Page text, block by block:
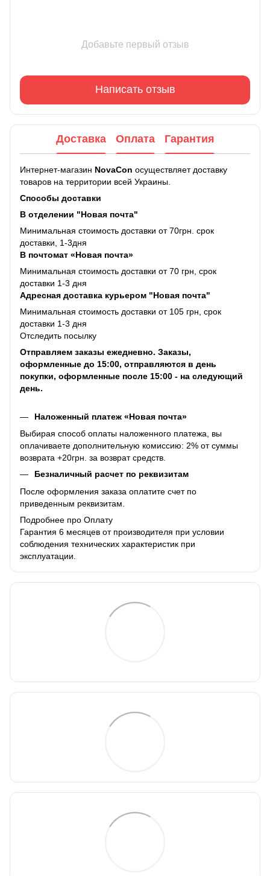
Добавьте первый отзыв
Написать отзыв
Доставка Оплата Гарантия
Интернет-магазин NovaCon осуществляет доставку
товаров на территории всей Украины.
Способы доставки
В отделении "Новая почта"
Минимальная стоимость доставки от 70грн. срок
доставки, 1-3дня
В почтомат «Новая почта»
Минимальная стоимость доставки от 70 грн, срок
доставки 1-3 дня
Адресная доставка курьером "Новая почта"
Минимальная стоимость доставки от 105 грн, срок
доставки 1-3 дня
Отследить посылку
Отправляем заказы ежедневно. Заказы,
оформленные до 15:00, отправляются в день
покупки, оформленные после 15:00 - на следующий
день.
Наложенный платеж «Новая почта»
Выбирая способ оплаты наложенного платежа, вы
оплачиваете дополнительную комиссию: 2% от суммы
возврата +20грн. за возврат средств.
Безналичный расчет по реквизитам
После оформления заказа оплатите счет по
приведенным реквизитам.
Подробнее про Оплату
Гарантия 6 месяцев от производителя при условии
соблюдения технических характеристик при
эксплуатации.